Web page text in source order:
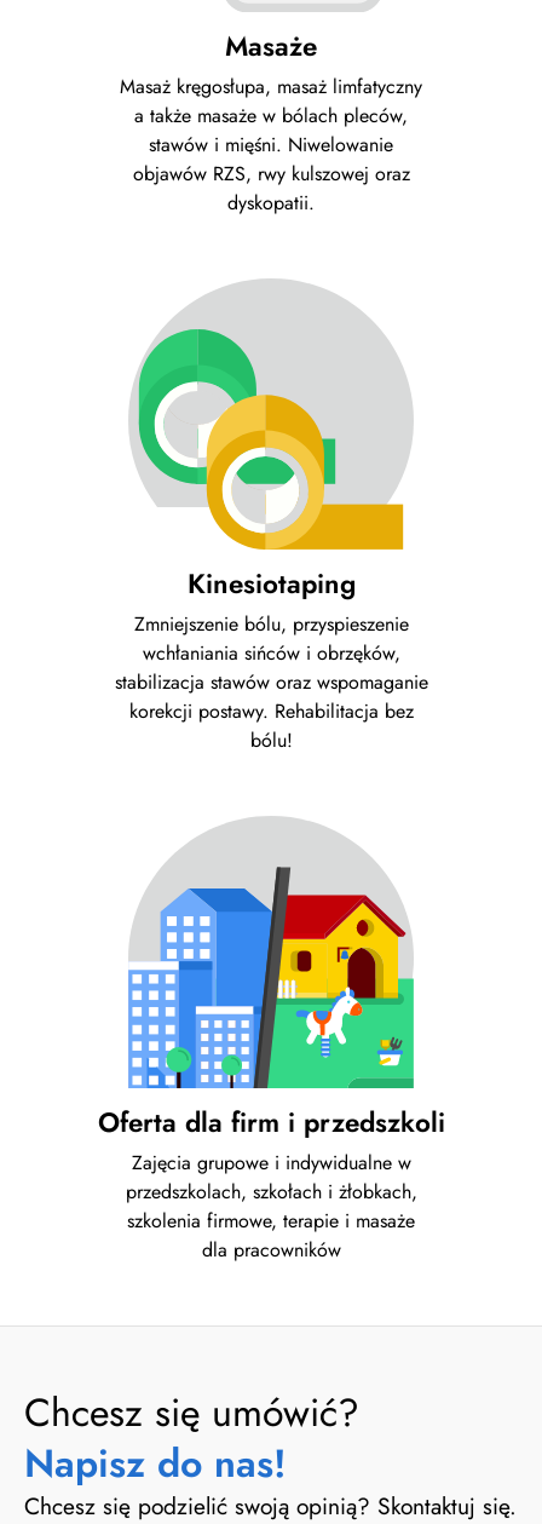
Masaże
Masaż kręgosłupa, masaż limfatyczny
a także masaże w bólach pleców,
stawów i mięśni. Niwelowanie
objawów RZS, rwy kulszowej oraz
dyskopatii.
Kinesiotaping
Zmniejszenie bólu, przyspieszenie
wchłaniania sińców i obrzęków,
stabilizacja stawów oraz wspomaganie
korekcji postawy. Rehabilitacja bez
bólu!
Oferta dla firm i przedszkoli
Zajęcia grupowe i indywidualne w
przedszkolach, szkołach i żłobkach,
szkolenia firmowe, terapie i masaże
dla pracowników
Chcesz się umówić?
Napisz do nas!
Chcesz się podzielić swoją opinią? Skontaktuj się.